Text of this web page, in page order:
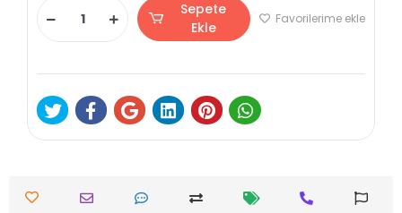
Sepete
Ekle
Favorilerime ekle